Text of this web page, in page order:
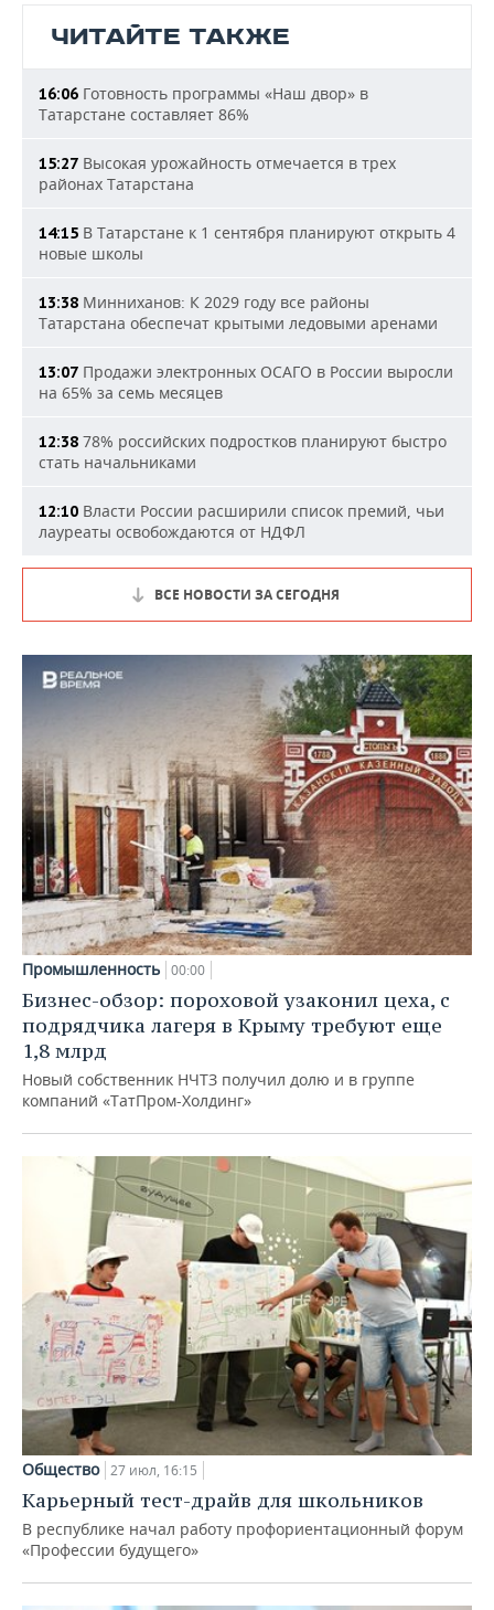
ЧИТАЙТЕ ТАКЖЕ
16:06 Готовность программы «Наш двор» в
Татарстане составляет 86%
15:27 Высокая урожайность отмечается в трех
районах Татарстана
14:15 В Татарстане к 1 сентября планируют открыть 4
новые школы
13:38 Минниханов: К 2029 году все районы
Татарстана обеспечат крытыми ледовыми аренами
13:07 Продажи электронных ОСАГО в России выросли
на 65% за семь месяцев
12:38 78% российских подростков планируют быстро
стать начальниками
12:10 Власти России расширили список премий, чьи
лауреаты освобождаются от НДФЛ
ВСЕ НОВОСТИ ЗА СЕГОДНЯ
Промышленность 00:00
Бизнес-обзор: пороховой узаконил цеха, с
подрядчика лагеря в Крыму требуют еще
1,8 млрд
Новый собственник НЧТЗ получил долю и в группе
компаний «ТатПром-Холдинг»
Общество 27 июл, 16:15
Карьерный тест-драйв для школьников
В республике начал работу профориентационный форум
«Профессии будущего»